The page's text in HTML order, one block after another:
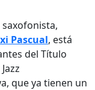
Pascual, está
del Título
, que ya tienen un